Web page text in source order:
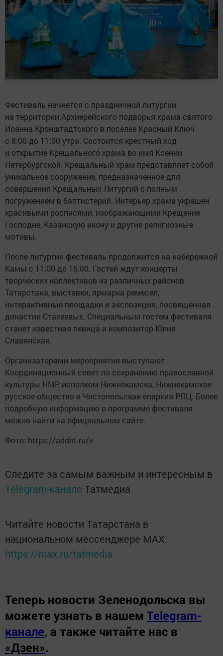
Фестиваль начнется с праздничной литургии
на территории Архиерейского подворья храма святого
Иоанна Кронштадтского в поселке Красный Ключ
с 8:00 до 11:00 утра. Состоится крестный ход
и открытие Крещального храма во имя Ксении
Петербургской. Крещальный храм представляет собой
уникальное сооружение, предназначенное для
совершения Крещальных Литургий с полным
погружением в баптистерий. Интерьер храма украшен
красивыми росписями, изображающими Крещение
Господне, Казанскую икону и другие религиозные
мотивы.
После литургии фестиваль продолжится на набережной
Камы с 11:00 до 16:00. Гостей ждут концерты
творческих коллективов из различных районов
Татарстана, выставки, ярмарка ремесел,
интерактивные площадки и экспозиция, посвященная
династии Стахеевых. Специальным гостем фестиваля
станет известная певица и композитор Юлия
Славянская.
Организаторами мероприятия выступают
Координационный совет по сохранению православной
культуры НМР, исполком Нижнекамска, Нижнекамское
русское общество и Чистопольская епархия РПЦ. Более
подробную информацию о программе фестиваля
можно найти на официальном сайте.
Фото: https://addnt.ru/v
Следите за самым важным и интересным в
Telegram-канале Татмедиа
Читайте новости Татарстана в
национальном мессенджере MАХ:
https://max.ru/tatmedia
Теперь новости Зеленодольска вы
можете узнать в нашем Telegram-
канале, а также читайте нас в
«Дзен».